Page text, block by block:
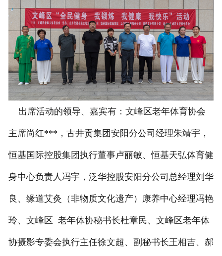
出席活动的领导、嘉宾有：文峰区老年体育协会
主席尚红***，古井贡集团安阳分公司经理朱靖宇，
恒基国际控股集团执行董事卢丽敏、恒基天弘体育健
身中心负责人冯宇，泛华控股安阳分公司总经理刘华
良、缘道艾灸（非物质文化遗产）康养中心经理冯艳
玲、文峰区 老年体协秘书长杜章民、文峰区老年体
协摄影专委会执行主任徐文超、副秘书长王相吉、郝